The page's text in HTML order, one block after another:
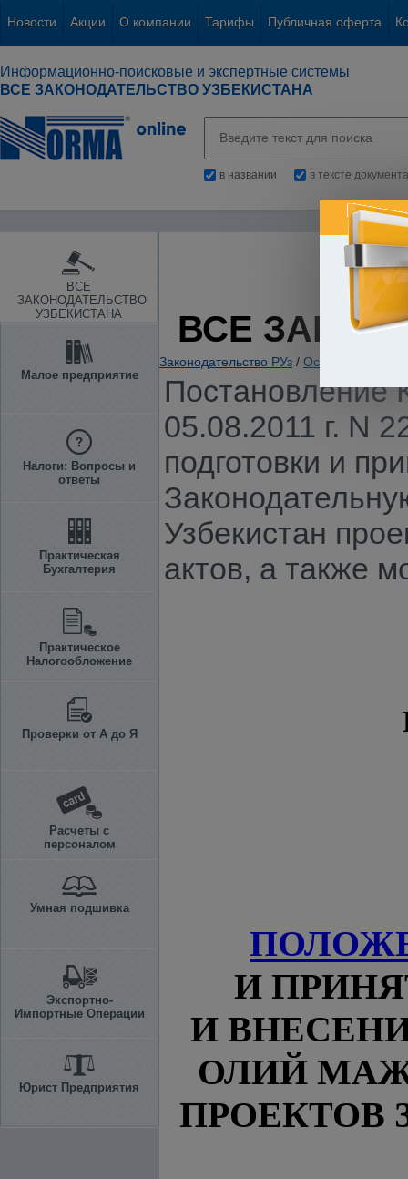
Новости Акции О компании Тарифы Публичная оферта
Информационно-поисковые и экспертные системы
ВСЕ ЗАКОНОДАТЕЛЬСТВО УЗБЕКИСТАНА
в названии в тексте документа
ВСЕ
ЗАКОНОДАТЕЛЬСТВО
УЗБЕКИСТАНА
Малое предприятие
Налоги: Вопросы и
ответы
Практическая
Бухгалтерия
Практическое
Налогообложение
Проверки от А до Я
Расчеты с
персоналом
Умная подшивка
Экспортно-
Импортные Операции
Юрист Предприятия
ВСЕ
Законодательство РУз / Основы
Постановление
05.08.2011 г. N
подготовки и
Узбекистан
актов, а также
И
И
ОЛИЙ
ПРОЕКТОВ